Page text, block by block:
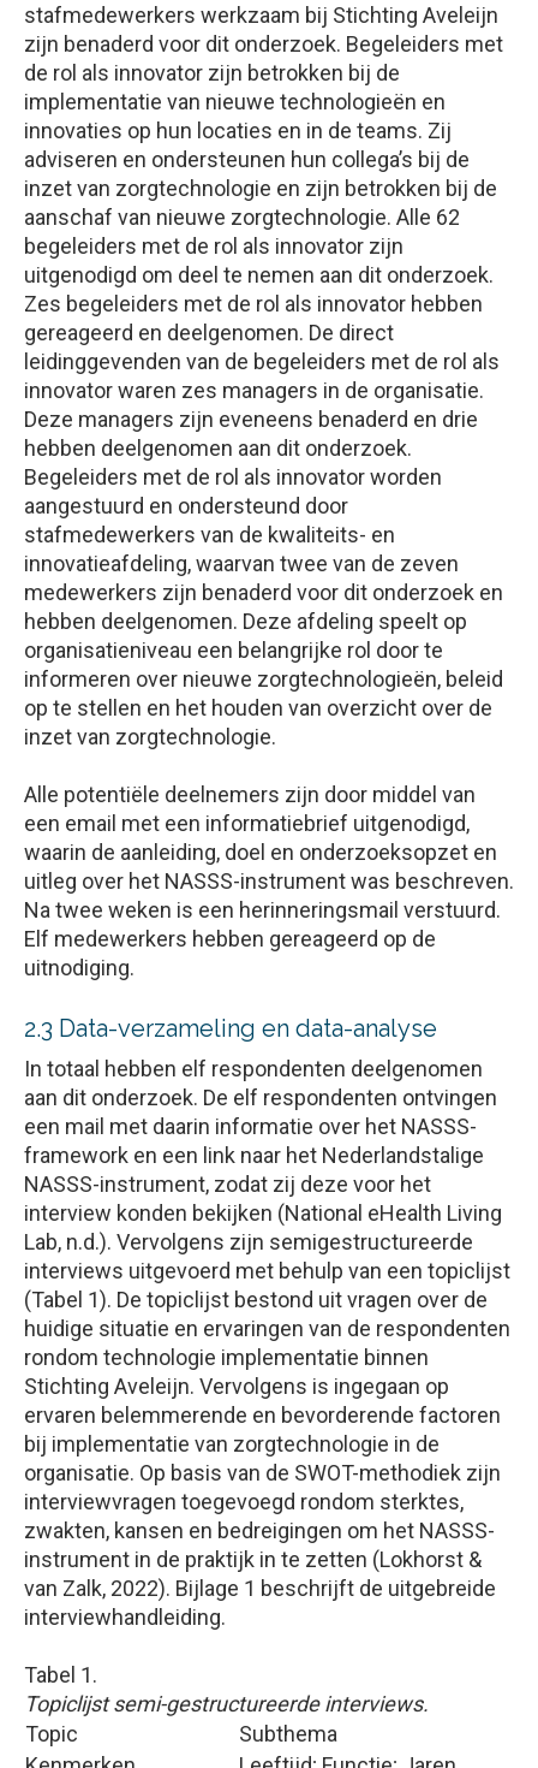
stafmedewerkers werkzaam bij Stichting Aveleijn
zijn benaderd voor dit onderzoek. Begeleiders met
de rol als innovator zijn betrokken bij de
implementatie van nieuwe technologieën en
innovaties op hun locaties en in de teams. Zij
adviseren en ondersteunen hun collega’s bij de
inzet van zorgtechnologie en zijn betrokken bij de
aanschaf van nieuwe zorgtechnologie. Alle 62
begeleiders met de rol als innovator zijn
uitgenodigd om deel te nemen aan dit onderzoek.
Zes begeleiders met de rol als innovator hebben
gereageerd en deelgenomen. De direct
leidinggevenden van de begeleiders met de rol als
innovator waren zes managers in de organisatie.
Deze managers zijn eveneens benaderd en drie
hebben deelgenomen aan dit onderzoek.
Begeleiders met de rol als innovator worden
aangestuurd en ondersteund door
stafmedewerkers van de kwaliteits- en
innovatieafdeling, waarvan twee van de zeven
medewerkers zijn benaderd voor dit onderzoek en
hebben deelgenomen. Deze afdeling speelt op
organisatieniveau een belangrijke rol door te
informeren over nieuwe zorgtechnologieën, beleid
op te stellen en het houden van overzicht over de
inzet van zorgtechnologie.
Alle potentiële deelnemers zijn door middel van
een email met een informatiebrief uitgenodigd,
waarin de aanleiding, doel en onderzoeksopzet en
uitleg over het NASSS-instrument was beschreven.
Na twee weken is een herinneringsmail verstuurd.
Elf medewerkers hebben gereageerd op de
uitnodiging.
2.3 Data-verzameling en data-analyse
In totaal hebben elf respondenten deelgenomen
aan dit onderzoek. De elf respondenten ontvingen
een mail met daarin informatie over het NASSS-
framework en een link naar het Nederlandstalige
NASSS-instrument, zodat zij deze voor het
interview konden bekijken (National eHealth Living
Lab, n.d.). Vervolgens zijn semigestructureerde
interviews uitgevoerd met behulp van een topiclijst
(Tabel 1). De topiclijst bestond uit vragen over de
huidige situatie en ervaringen van de respondenten
rondom technologie implementatie binnen
Stichting Aveleijn. Vervolgens is ingegaan op
ervaren belemmerende en bevorderende factoren
bij implementatie van zorgtechnologie in de
organisatie. Op basis van de SWOT-methodiek zijn
interviewvragen toegevoegd rondom sterktes,
zwakten, kansen en bedreigingen om het NASSS-
instrument in de praktijk in te zetten (Lokhorst &
van Zalk, 2022). Bijlage 1 beschrijft de uitgebreide
interviewhandleiding.
Tabel 1.
Topiclijst semi-gestructureerde interviews.
Topic
Subthema